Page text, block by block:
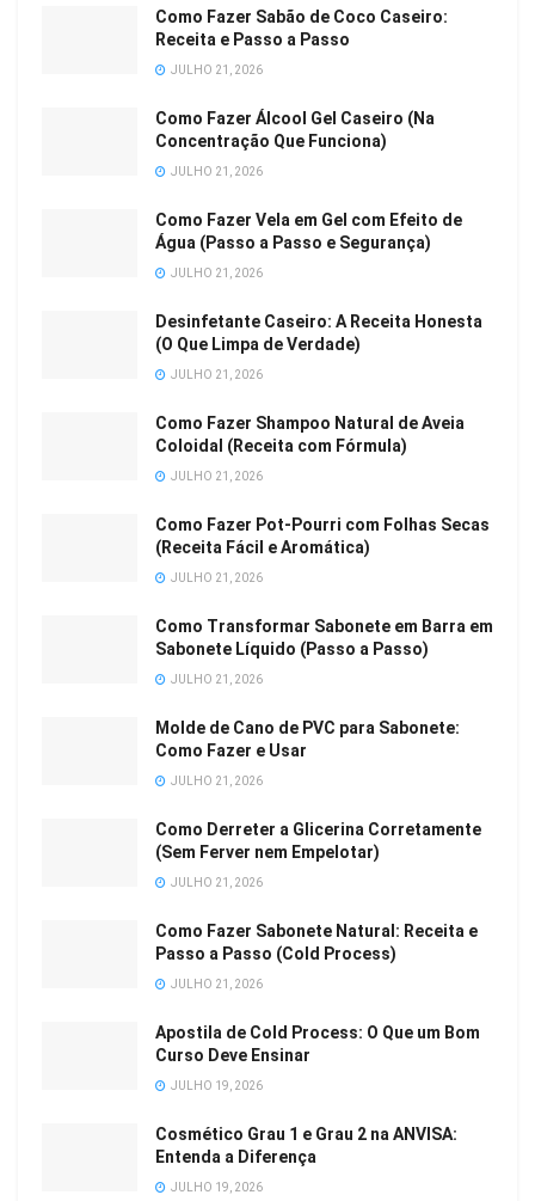
Como Fazer Sabão de Coco Caseiro:
Receita e Passo a Passo
JULHO 21, 2026
Como Fazer Álcool Gel Caseiro (Na
Concentração Que Funciona)
JULHO 21, 2026
Como Fazer Vela em Gel com Efeito de
Água (Passo a Passo e Segurança)
JULHO 21, 2026
Desinfetante Caseiro: A Receita Honesta
(O Que Limpa de Verdade)
JULHO 21, 2026
Como Fazer Shampoo Natural de Aveia
Coloidal (Receita com Fórmula)
JULHO 21, 2026
Como Fazer Pot-Pourri com Folhas Secas
(Receita Fácil e Aromática)
JULHO 21, 2026
Como Transformar Sabonete em Barra em
Sabonete Líquido (Passo a Passo)
JULHO 21, 2026
Molde de Cano de PVC para Sabonete:
Como Fazer e Usar
JULHO 21, 2026
Como Derreter a Glicerina Corretamente
(Sem Ferver nem Empelotar)
JULHO 21, 2026
Como Fazer Sabonete Natural: Receita e
Passo a Passo (Cold Process)
JULHO 21, 2026
Apostila de Cold Process: O Que um Bom
Curso Deve Ensinar
JULHO 19, 2026
Cosmético Grau 1 e Grau 2 na ANVISA:
Entenda a Diferença
JULHO 19, 2026